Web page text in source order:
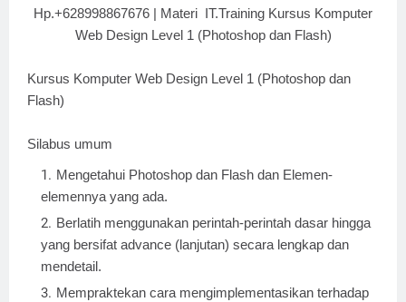
Hp.+628998867676 | Materi IT.Training Kursus Komputer
Web Design Level 1 (Photoshop dan Flash)
Kursus Komputer Web Design Level 1 (Photoshop dan
Flash)
Silabus umum
Mengetahui Photoshop dan Flash dan Elemen-
elemennya yang ada.
Berlatih menggunakan perintah-perintah dasar hingga
yang bersifat advance (lanjutan) secara lengkap dan
mendetail.
Mempraktekan cara mengimplementasikan terhadap